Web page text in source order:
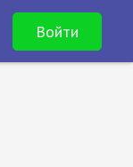
Войти